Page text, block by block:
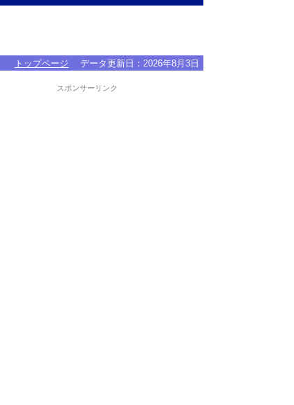
トップページ データ更新日： 2026年8月3日
スポンサーリンク